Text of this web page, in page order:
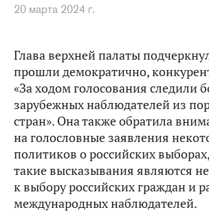
20 марта 2024 г.
Глава верхней палаты
прошли демократично,
«За ходом голосования следили
зарубежных наблюдателей из
стран». Она также обратила
на голословные заявления
политиков о российских
такие высказывания являются
к выбору российских граждан и
международных наблюдателей.